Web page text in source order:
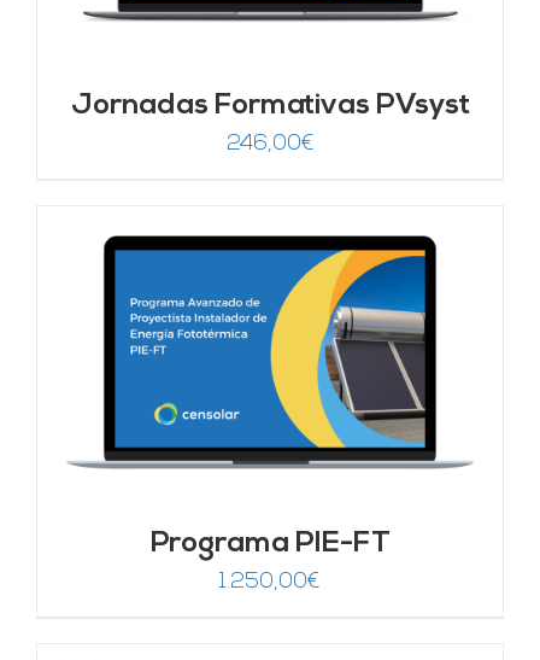
Jornadas Formativas PVsyst
246,00€
Programa PIE-FT
1.250,00€